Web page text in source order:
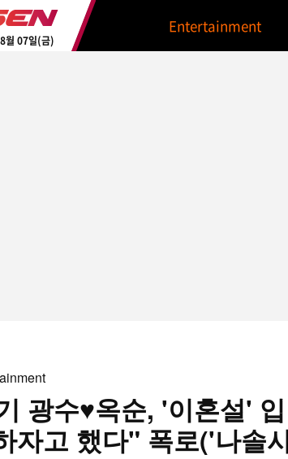
월 07일(금)
Entertainment
광수♥옥순, '이혼설'
자고 했다" 폭로('나솔